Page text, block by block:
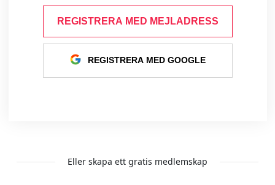
REGISTRERA MED MEJLADRESS
REGISTRERA MED GOOGLE
Eller skapa ett gratis medlemskap